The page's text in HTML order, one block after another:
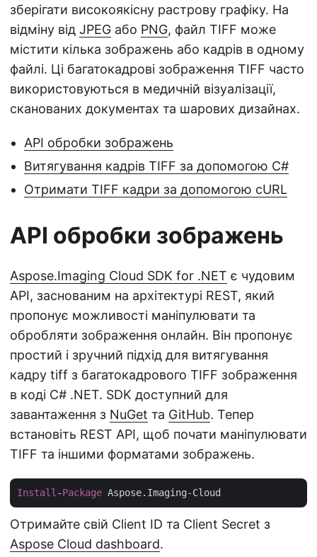
зберігати високоякісну растрову графіку. На
відміну від JPEG або PNG, файл TIFF може
містити кілька зображень або кадрів в одному
файлі. Ці багатокадрові зображення TIFF часто
використовуються в медичній візуалізації,
сканованих документах та шарових дизайнах.
API обробки зображень
Витягування кадрів TIFF за допомогою C#
Отримати TIFF кадри за допомогою cURL
API обробки зображень
Aspose.Imaging Cloud SDK for .NET є чудовим
API, заснованим на архітектурі REST, який
пропонує можливості маніпулювати та
обробляти зображення онлайн. Він пропонує
простий і зручний підхід для витягування
кадру tiff з багатокадрового TIFF зображення
в коді C# .NET. SDK доступний для
завантаження з NuGet та GitHub. Тепер
встановіть REST API, щоб почати маніпулювати
TIFF та іншими форматами зображень.
Install -Package
Отримайте свій Client ID та Client Secret з
Aspose Cloud dashboard.